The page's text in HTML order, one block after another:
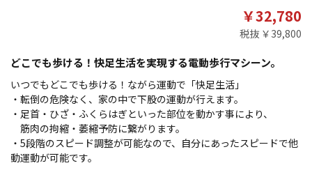
どこでも歩ける！快足生活を実現する電動歩行マシーン。
￥32,780
税抜 ￥39,800
いつでもどこでも歩ける！ながら運動で「快足生活」
・転倒の危険なく、家の中で下股の運動が行えます。
・足首・ひざ・ふくらはぎといった部位を動かす事により、
筋肉の拘縮・萎縮予防に繋がります。
・5段階のスピード調整が可能なので、自分にあったスピードで他
動運動が可能です。